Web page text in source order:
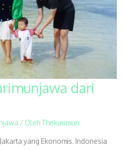
dari
/ Oleh Thekarimun
yang Ekonomis. Indonesia